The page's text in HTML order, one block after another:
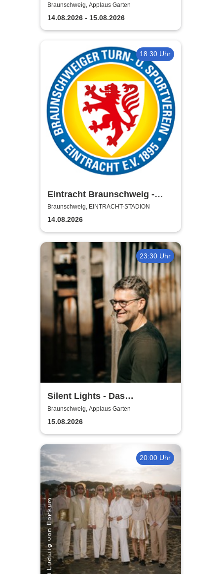
Garten
Braunschweig, Applaus Garten
14.08.2026 - 15.08.2026
18:30 Uhr
Eintracht Braunschweig -
Saison 2026/27
Braunschweig, EINTRACHT-STADION
14.08.2026
23:30 Uhr
Silent Lights - Das
Mitternachtskonzert
Braunschweig, Applaus Garten
15.08.2026
20:00 Uhr